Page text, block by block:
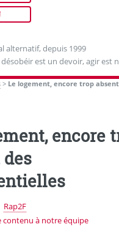
alternatif, depuis 1999
est un devoir, agir est
> Le logement, encore trop
encore
Rap2F
contenu à notre équipe